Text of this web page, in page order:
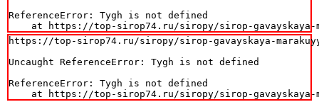
ReferenceError: Tygh is not defined
at https://top-sirop74.ru/siropy/sirop-
https://top-sirop74.ru/siropy/sirop-gavayskaya-
Uncaught ReferenceError: Tygh is not defined
ReferenceError: Tygh is not defined
at https://top-sirop74.ru/siropy/sirop-